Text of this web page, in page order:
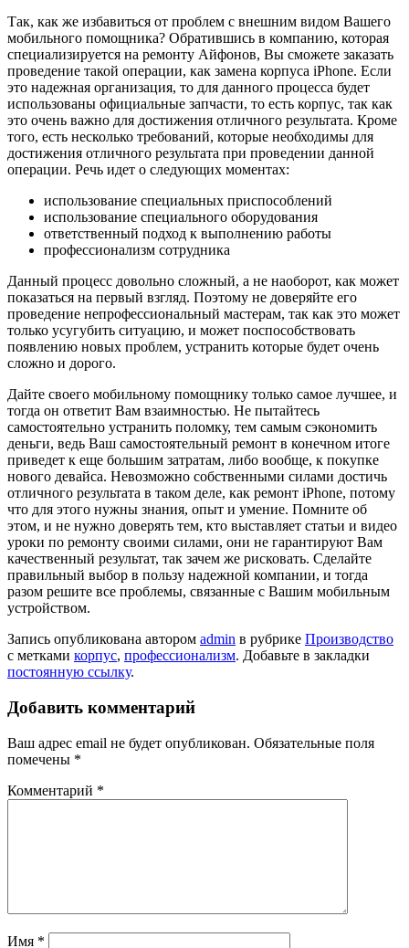
Так, как же избавиться от проблем с внешним видом Вашего
мобильного помощника? Обратившись в компанию, которая
специализируется на ремонту Айфонов, Вы сможете заказать
проведение такой операции, как замена корпуса iPhone. Если
это надежная организация, то для данного процесса будет
использованы официальные запчасти, то есть корпус, так как
это очень важно для достижения отличного результата. Кроме
того, есть несколько требований, которые необходимы для
достижения отличного результата при проведении данной
операции. Речь идет о следующих моментах:
использование специальных приспособлений
использование специального оборудования
ответственный подход к выполнению работы
профессионализм сотрудника
Данный процесс довольно сложный, а не наоборот, как может
показаться на первый взгляд. Поэтому не доверяйте его
проведение непрофессиональный мастерам, так как это может
только усугубить ситуацию, и может поспособствовать
появлению новых проблем, устранить которые будет очень
сложно и дорого.
Дайте своего мобильному помощнику только самое лучшее, и
тогда он ответит Вам взаимностью. Не пытайтесь
самостоятельно устранить поломку, тем самым сэкономить
деньги, ведь Ваш самостоятельный ремонт в конечном итоге
приведет к еще большим затратам, либо вообще, к покупке
нового девайса. Невозможно собственными силами достичь
отличного результата в таком деле, как ремонт iPhone, потому
что для этого нужны знания, опыт и умение. Помните об
этом, и не нужно доверять тем, кто выставляет статьи и видео
уроки по ремонту своими силами, они не гарантируют Вам
качественный результат, так зачем же рисковать. Сделайте
правильный выбор в пользу надежной компании, и тогда
разом решите все проблемы, связанные с Вашим мобильным
устройством.
Запись опубликована автором admin в рубрике Производство
с метками корпус, профессионализм. Добавьте в закладки
постоянную ссылку.
Добавить комментарий
Ваш адрес email не будет опубликован. Обязательные поля
помечены *
Комментарий *
Имя *